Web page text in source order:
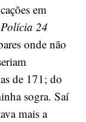
em
Polícia 24
onde não
de 171; do
sogra. Saí
mais a